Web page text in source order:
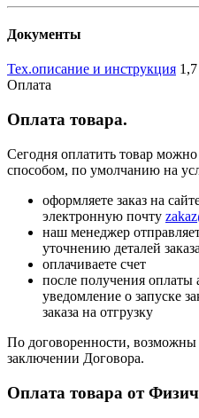
Документы
Тех.описание и инструкция
Оплата
Оплата товара.
Сегодня оплатить товар
способом, по умолчанию на
оформляете заказ на
электронную почту
наш менеджер
уточнению деталей заказа
оплачиваете счет
после получения оплаты
уведомление о запуске
заказа на отгрузку
По договоренности,
заключении Договора.
Оплата товара от